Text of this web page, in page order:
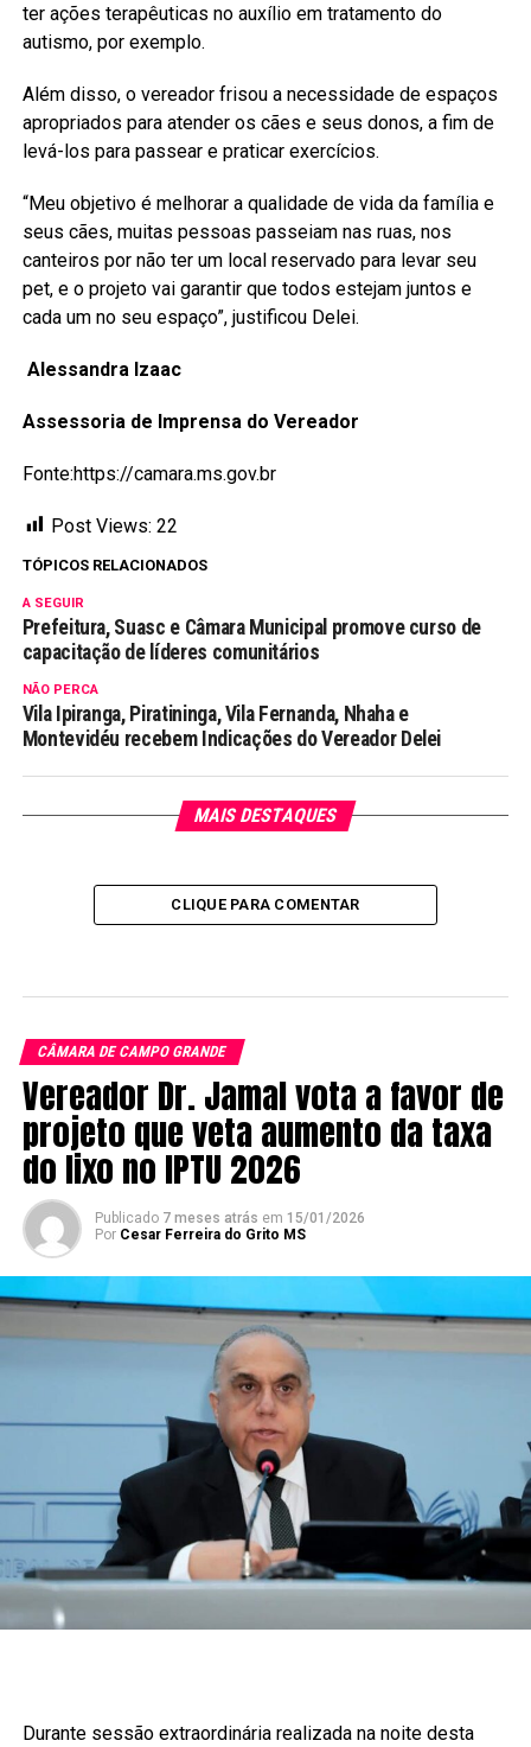
ter ações terapêuticas no auxílio em tratamento do
autismo, por exemplo.
Além disso, o vereador frisou a necessidade de espaços
apropriados para atender os cães e seus donos, a fim de
levá-los para passear e praticar exercícios.
“Meu objetivo é melhorar a qualidade de vida da família e
seus cães, muitas pessoas passeiam nas ruas, nos
canteiros por não ter um local reservado para levar seu
pet, e o projeto vai garantir que todos estejam juntos e
cada um no seu espaço”, justificou Delei.
Alessandra Izaac
Assessoria de Imprensa do Vereador
Fonte:https://camara.ms.gov.br
Post Views: 22
TÓPICOS RELACIONADOS
A SEGUIR
Prefeitura, Suasc e Câmara Municipal promove curso de
capacitação de líderes comunitários
NÃO PERCA
Vila Ipiranga, Piratininga, Vila Fernanda, Nhaha e
Montevidéu recebem Indicações do Vereador Delei
MAIS DESTAQUES
CLIQUE PARA COMENTAR
CÂMARA DE CAMPO GRANDE
Vereador Dr. Jamal vota a favor de
projeto que veta aumento da taxa
do lixo no IPTU 2026
Publicado 7 meses atrás em 15/01/2026
Por Cesar Ferreira do Grito MS
Durante sessão extraordinária realizada na noite desta